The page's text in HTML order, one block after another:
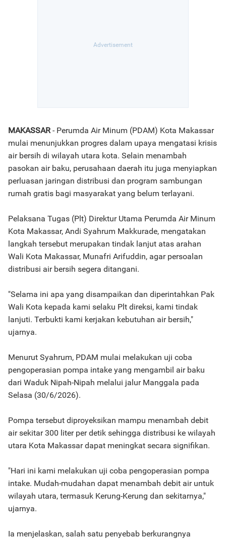
MAKASSAR- Perumda Air Minum (PDAM) Kota Makassar
mulai menunjukkan progres dalam upaya mengatasi krisis
air bersih di wilayah utara kota. Selain menambah
pasokan air baku, perusahaan daerah itu juga menyiapkan
perluasan jaringan distribusi dan program sambungan
rumah gratis bagi masyarakat yang belum terlayani.
Pelaksana Tugas (Plt) Direktur Utama Perumda Air Minum
Kota Makassar, Andi Syahrum Makkurade, mengatakan
langkah tersebut merupakan tindak lanjut atas arahan
Wali Kota Makassar, Munafri Arifuddin, agar persoalan
distribusi air bersih segera ditangani.
"Selama ini apa yang disampaikan dan diperintahkan Pak
Wali Kota kepada kami selaku Plt direksi, kami tindak
lanjuti. Terbukti kami kerjakan kebutuhan air bersih,"
ujarnya.
Menurut Syahrum, PDAM mulai melakukan uji coba
pengoperasian pompa intake yang mengambil air baku
dari Waduk Nipah-Nipah melalui jalur Manggala pada
Selasa (30/6/2026).
Pompa tersebut diproyeksikan mampu menambah debit
air sekitar 300 liter per detik sehingga distribusi ke wilayah
utara Kota Makassar dapat meningkat secara signifikan.
"Hari ini kami melakukan uji coba pengoperasian pompa
intake. Mudah-mudahan dapat menambah debit air untuk
wilayah utara, termasuk Kerung-Kerung dan sekitarnya,"
ujarnya.
Ia menjelaskan, salah satu penyebab berkurangnya